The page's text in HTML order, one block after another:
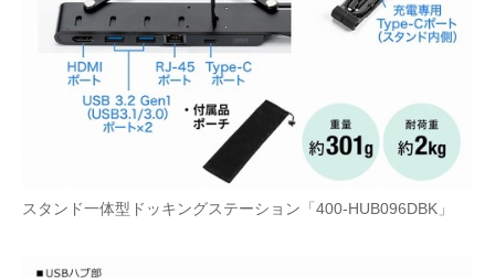
スタンド一体型ドッキングステーション「400-HUB096DBK」